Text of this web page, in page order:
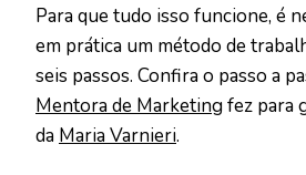
Para que tudo isso funcione, é
em prática um método de
seis passos. Confira o passo a
Mentora de Marketingfez para
da Maria Varnieri.